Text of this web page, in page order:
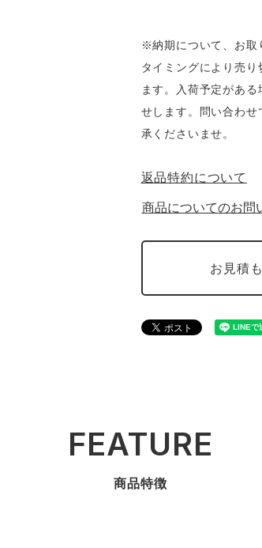
※納期について、お取
タイミングにより売
ます。入荷予定があ
せします。問い合わせ
承くださいませ。
返品特約について
商品についてのお問
お見積
FEATURE
商品特徴